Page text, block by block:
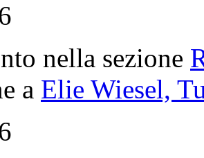
nella sezione
a Elie Wiesel,